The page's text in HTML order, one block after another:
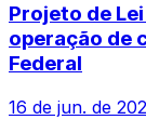
Projeto de
operação de
Federal
16 de jun. de